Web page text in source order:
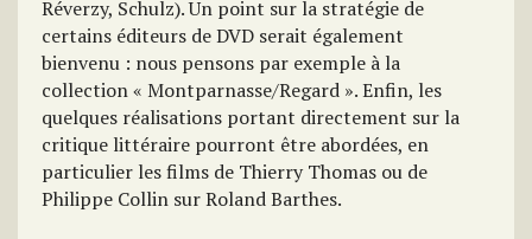
Réverzy, Schulz). Un point sur la stratégie de
certains éditeurs de DVD serait également
bienvenu : nous pensons par exemple à la
collection « Montparnasse/Regard ». Enfin, les
quelques réalisations portant directement sur la
critique littéraire pourront être abordées, en
particulier les films de Thierry Thomas ou de
Philippe Collin sur Roland Barthes.